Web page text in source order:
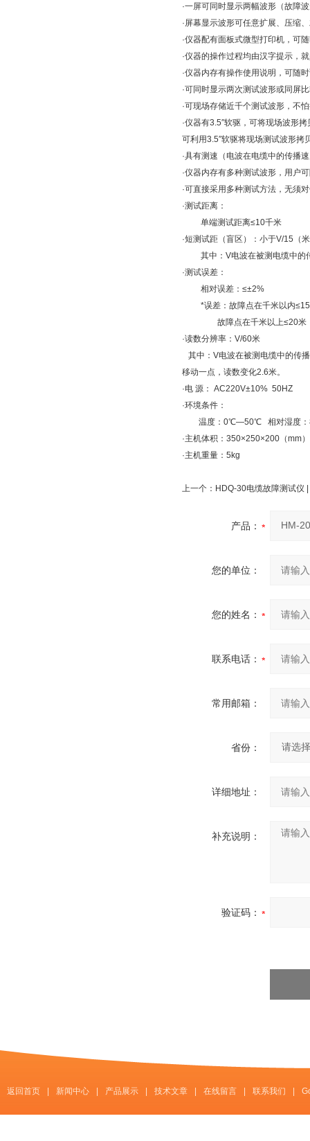
·一屏可同时显示两幅波形（故障
·屏幕显示波形可任意扩展、压缩
·仪器配有面板式微型打印机，可
·仪器的操作过程均由汉字提示，
·仪器内存有操作使用说明，可随
·可同时显示两次测试波形或同屏
·可现场存储近千个测试波形，不
·仪器有3.5″软驱，可将现场波形
可利用3.5″软驱将现场测试波形拷
·具有测速（电波在电缆中的传播
·仪器内存有多种测试波形，用户
·可直接采用多种测试方法，无须
·测试距离：
单端测试距离≤10千米
·短测试距（盲区）：小于V/15（
其中：V电波在被测电缆中的
·测试误差：
相对误差：≤±2%
*误差：故障点在千米以内
故障点在千米以上≤20米
·读数分辨率：V/60米
其中：V电波在被测电缆中的传
移动一点，读数变化2.6米。
·电 源： AC220V±10% 50HZ
·环境条件：
温度：0℃—50℃ 相对湿度：
·主机体积：350×250×200（mm）
·主机重量：5kg
上一个： HDQ-30电缆故障测试仪
产品：
您的单位：
您的姓名：
联系电话：
常用邮箱：
省份：
详细地址：
补充说明：
验证码：
返回首页 新闻中心 产品展示 技术文章 在线留言 联系我们